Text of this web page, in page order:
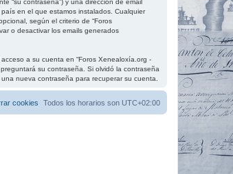
“su contraseña”) y una dirección de email
en el que estamos instalados. Cualquier
según el criterio de “Foros
o desactivar los emails generados
a su cuenta en “Foros Xenealoxía.org -
su contraseña. Si olvidó la contraseña
nueva contraseña para recuperar su cuenta.
Todos los horarios son UTC+02:00
cookies